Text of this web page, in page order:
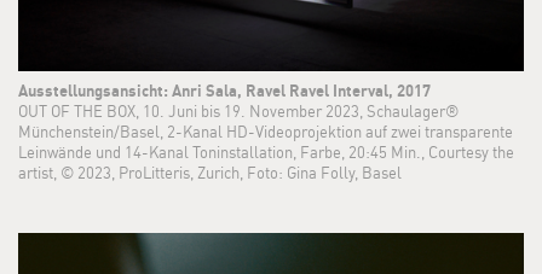
Ausstellungsansicht: Anri Sala, Ravel Ravel Interval, 2017
OUT OF THE BOX, 10. Juni bis 19. November 2023, Schaulager®
Münchenstein/Basel, 2-Kanal HD-Videoprojektion auf zwei transparente
Leinwände und 14-Kanal Toninstallation, Farbe, 20:45 Min., Courtesy the
artist, © 2023, ProLitteris, Zurich, Foto: Gina Folly, Basel